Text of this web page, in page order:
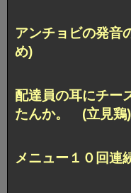
アンチョビの発
め)
配達員の耳にチー
たんか。 (立見鶏)
メニュー１０回